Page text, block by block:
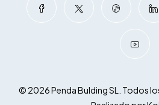
© 2026 Penda Bulding SL. Todos